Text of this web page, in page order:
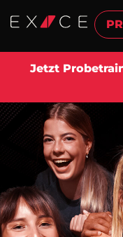
Jetzt